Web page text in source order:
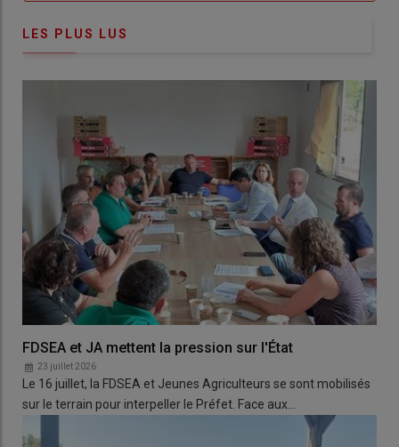
LES PLUS LUS
FDSEA et JA mettent la pression sur l'État
23 juillet 2026
Le 16 juillet, la FDSEA et Jeunes Agriculteurs se sont mobilisés
sur le terrain pour interpeller le Préfet. Face aux…